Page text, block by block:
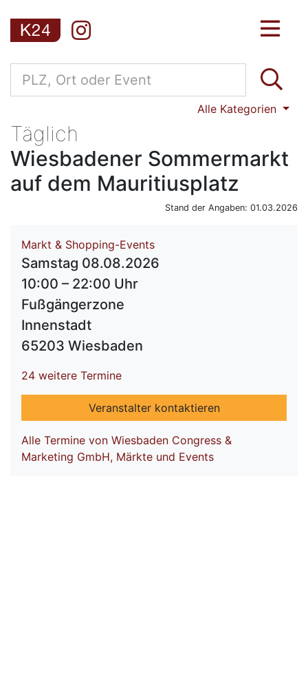
Alle Kategorien
Täglich
Wiesbadener Sommermarkt
auf dem Mauritiusplatz
Stand der Angaben: 01.03.2026
Markt & Shopping-Events
Samstag 08.08.2026
10:00 – 22:00 Uhr
Fußgängerzone
Innenstadt
65203 Wiesbaden
24 weitere Termine
Veranstalter kontaktieren
Alle Termine von Wiesbaden Congress &
Marketing GmbH, Märkte und Events